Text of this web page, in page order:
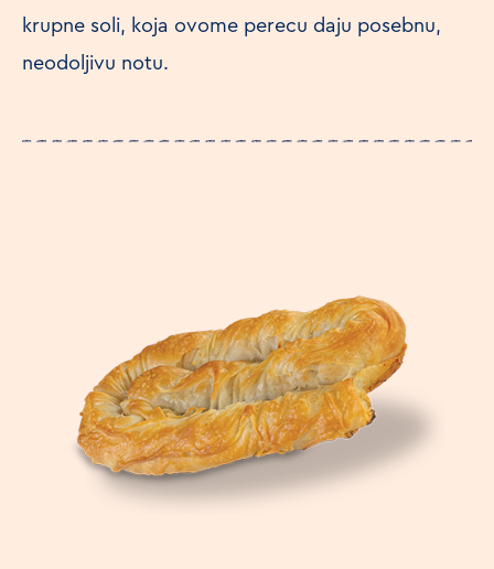
krupne soli, koja ovome perecu daju posebnu,
neodoljivu notu.